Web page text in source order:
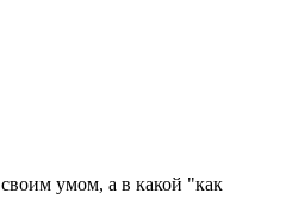
умом, а в какой "как